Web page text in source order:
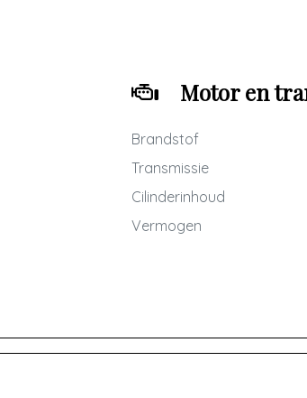
Motor en
Brandstof
Transmissie
Cilinderinhoud
Vermogen